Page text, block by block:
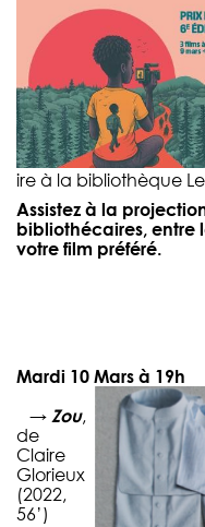
ire à la bibliothèque
Assistez à la
bibliothécaires, entre
votre film préféré.
Mardi 10 Mars à 19h
→ Zou,
de
Claire
Glorieux
(2022,
56’)